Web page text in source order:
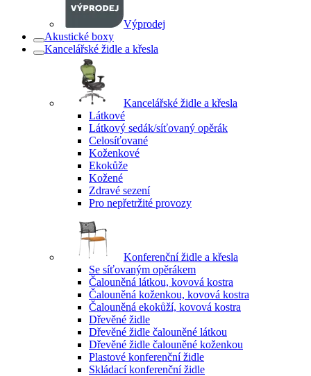
Výprodej
Akustické boxy
Kancelářské židle a křesla
Kancelářské židle a křesla
Látkové
Látkový sedák/síťovaný opěrák
Celosíťované
Koženkové
Ekokůže
Kožené
Zdravé sezení
Pro nepřetržité provozy
Konferenční židle a křesla
Se síťovaným opěrákem
Čalouněná látkou, kovová kostra
Čalouněná koženkou, kovová kostra
Čalouněná ekokůží, kovová kostra
Dřevěné židle
Dřevěné židle čalouněné látkou
Dřevěné židle čalouněné koženkou
Plastové konferenční židle
Skládací konferenční židle